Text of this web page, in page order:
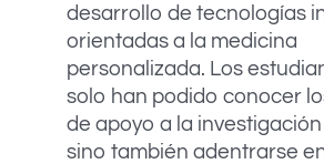
desarrollo de tecnologías
orientadas a la medicina
personalizada. Los
solo han podido conocer
de apoyo a la investigación
sino también adentrarse